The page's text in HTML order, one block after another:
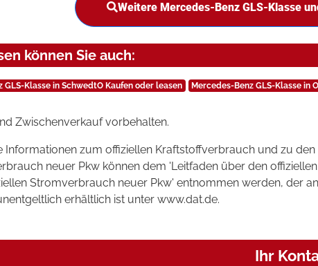
Weitere Mercedes-Benz GLS-Klasse
können Sie auch:
GLS-Klasse in SchwedtO Kaufen oder leasen Mercedes-Benz GLS-Klasse in
Zwischenverkauf vorbehalten.
Informationen zum offiziellen Kraftstoffverbrauch und zu den
neuer Pkw können dem 'Leitfaden über den
Stromverbrauch neuer Pkw' entnommen werden, der
erhältlich ist unter www.dat.de.
Ihr